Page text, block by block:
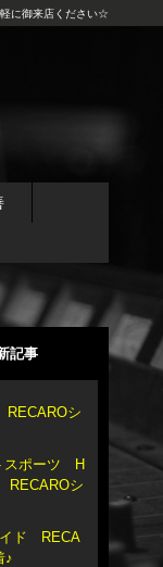
に御来店ください☆
記事
シ
スポーツ H
RECAROシ
イド RECA
♪